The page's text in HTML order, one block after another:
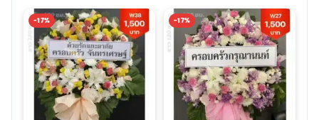
-17% -17%